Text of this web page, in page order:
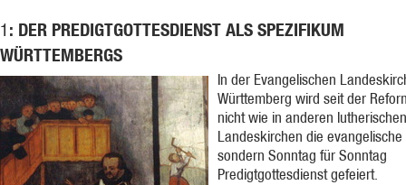
1 : DER PREDIGTGOTTESDIENST ALS SPEZIFIKUM
WÜRTTEMBERGS
In der Evangelischen
Württemberg wird seit der
nicht wie in anderen lutherischen
Landeskirchen die
sondern Sonntag für Sonntag
Predigtgottesdienst gefeiert.